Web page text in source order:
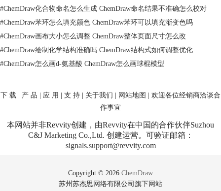
称之间的互换，ActiveX插件允许在线查询化学数据库和出版在线的结
Autodock和CONFLEX 接口，通过AirWatch移动应用管理，可以提供
ChemDraw的ipad版本。
ChemDraw Prime 15注册码
392-384827-3819
139-325829-2857
#ChemDraw化合物命名怎么生成 ChemDraw命名结果不准确怎么校对
#ChemDraw苯环怎么填充颜色 ChemDraw苯环可以填充渐变色吗
#ChemDraw画布大小怎么调整 ChemDraw整体页面尺寸怎么改
#ChemDraw绘制化学结构准确吗 ChemDraw结构式如何调整优化
#ChemDraw怎么画d-氨基酸 ChemDraw怎么画球棍模型
下 载 产 品 应 用 支 持 关于我们 网站地图
| 欢迎各位经销商洽谈合
作事宜
本网站并非Revvity创建，由Revvity在中国的合作伙伴Suzhou
C&J Marketing Co.,Ltd. 创建运营。可验证邮箱：
signals.support@revvity.com
Copyright © 2026 ChemDraw
苏州苏杰思网络有限公司旗下网站